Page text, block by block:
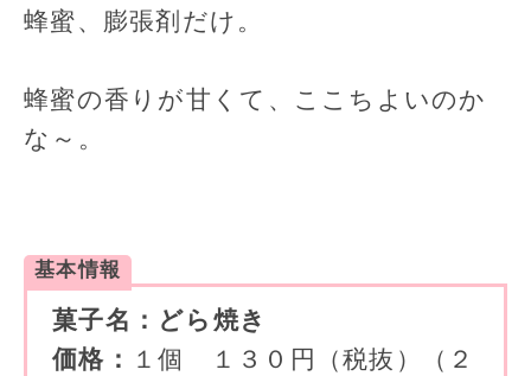
蜂蜜、膨張剤だけ。
蜂蜜の香りが甘くて、ここちよいのか
な～。
基本情報
菓子名：どら焼き
価格： １個 １３０円（税抜）（２